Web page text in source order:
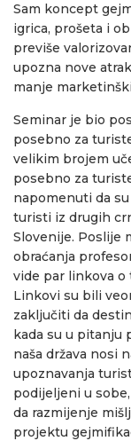
Sam koncept
igrica, prošeta i
previše
upozna nove
manje
Seminar je bio
posebno za
velikim brojem
posebno za
napomenuti da
turisti iz drugih
Slovenije. Poslije
obraćanja
vide par linkova
Linkovi su bili
zaključiti da
kada su u pitanju
naša država nosi
upoznavanja
podijeljeni u
da razmijenje
projektu